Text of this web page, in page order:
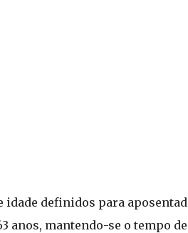
definidos para
mantendo-se o tempo